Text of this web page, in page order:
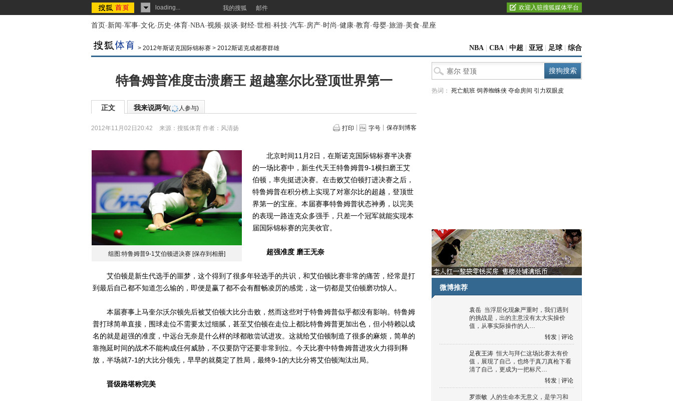
loading... 我的搜狐 邮件 欢迎入驻搜狐媒体平台
首页-新闻-军事-文化-历史-体育-NBA-视频-娱谈-财经-世相-科技-汽车-房产-时尚-健康-教育-母婴-旅游-美食-星座
> 2012年斯诺克国际锦标赛 > 2012斯诺克成都赛群雄 NBA CBA 中超 亚冠 足球 综合
特鲁姆普准度击溃磨王 超越塞尔比登顶世界第一
正文 我来说两句( 人参与)
2012年11月02日20:42 来源： 搜狐体育 作者：风清扬 打印 字号 保存到博客
组图:特鲁姆普9-1艾伯顿进决赛 [保存到相册]
北京时间11月2日，在斯诺克国际锦标赛半决赛
的一场比赛中，新生代天王特鲁姆普9-1横扫磨王艾
伯顿，率先挺进决赛。在击败艾伯顿打进决赛之后，
特鲁姆普在积分榜上实现了对塞尔比的超越，登顶世
界第一的宝座。本届赛事特鲁姆普状态神勇，以完美
的表现一路连克众多强手，只差一个冠军就能实现本
届国际锦标赛的完美收官。
超强准度 磨王无奈
艾伯顿是新生代选手的噩梦，这个得到了很多年轻选手的共识，和艾伯顿比赛非常的痛苦，经常是打
到最后自己都不知道怎么输的，即便是赢了都不会有酣畅凌厉的感觉，这一切都是艾伯顿磨功惊人。
本届赛事上马奎尔沃尔顿先后被艾伯顿大比分击败，然而这些对于特鲁姆普似乎都没有影响。特鲁姆
普打球简单直接，围球走位不需要太过细腻，甚至艾伯顿在走位上都比特鲁姆普更加出色，但小特赖以成
名的就是超强的准度，中远台无奈是什么样的球都敢尝试进攻。这就给艾伯顿制造了很多的麻烦，简单的
靠拖延时间的战术不能构成任何威胁，不仅要防守还要非常到位。今天比赛中特鲁姆普进攻火力得到释
放，半场就7-1的大比分领先，早早的就奠定了胜局，最终9-1的大比分将艾伯顿淘汰出局。
晋级路堪称完美
热词： 死亡航班 饲养蜘蛛侠 夺命房间 引力双眼皮
微博推荐
袁岳 当浮层化现象严重时，我们遇到
的挑战是，出的主意没有太大实操价
值，从事实际操作的人…
转发
评论
足夜王涛 恒大与拜仁这场比赛太有价
值，展现了自己，也终于真刀真枪下看
清了自己，更成为一把标尺…
转发
评论
罗崇敏 人的生命本无意义，是学习和